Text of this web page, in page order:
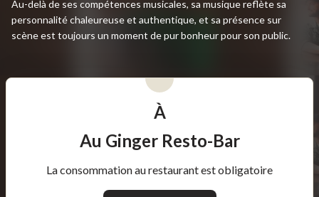
Au-delà de ses compétences musicales, sa musique reflète sa
personnalité chaleureuse et authentique, et sa présence sur
scène est toujours un moment de pur bonheur pour son public.
À
Au Ginger Resto-Bar
La consommation au restaurant est obligatoire